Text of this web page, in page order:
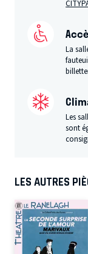
La
Les
sont
LES AUTRES